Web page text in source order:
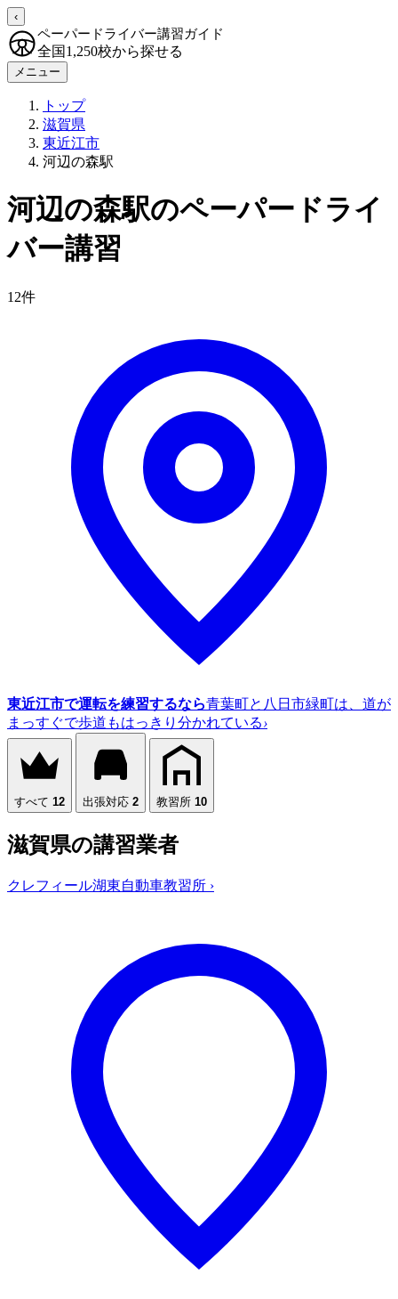
‹
ペーパードライバー講習ガイド
全国1,250校から探せる
メニュー
トップ
滋賀県
東近江市
河辺の森駅
河辺の森駅のペーパードライ
バー講習
12件
東近江市で運転を練習するなら青葉町と八日市緑町は、道が
まっすぐで歩道もはっきり分かれている›
すべて 12 出張対応 2 教習所 10
滋賀県の講習業者
クレフィール湖東自動車教習所 ›